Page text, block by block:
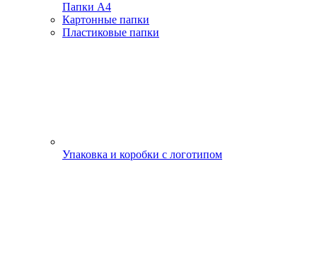
Папки А4
Картонные папки
Пластиковые папки
Упаковка и коробки с логотипом